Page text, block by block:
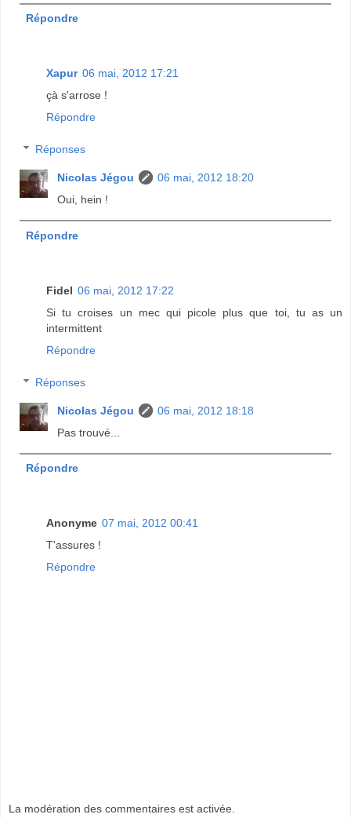
Répondre
Xapur 06 mai, 2012 17:21
çà s'arrose !
Répondre
Réponses
Nicolas Jégou
06 mai, 2012 18:20
Oui, hein !
Répondre
Fidel 06 mai, 2012 17:22
Si tu croises un mec qui picole plus que toi, tu as un
intermittent
Répondre
Réponses
Nicolas Jégou
06 mai, 2012 18:18
Pas trouvé...
Répondre
Anonyme 07 mai, 2012 00:41
T'assures !
Répondre
La modération des commentaires est activée.